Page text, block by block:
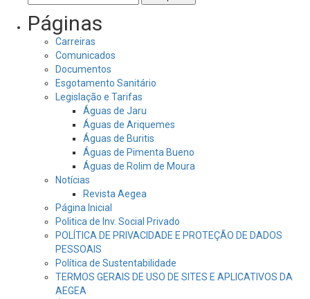
por:
Páginas
Carreiras
Comunicados
Documentos
Esgotamento Sanitário
Legislação e Tarifas
Águas de Jaru
Águas de Ariquemes
Águas de Buritis
Águas de Pimenta Bueno
Águas de Rolim de Moura
Notícias
Revista Aegea
Página Inicial
Politica de Inv. Social Privado
POLÍTICA DE PRIVACIDADE E PROTEÇÃO DE DADOS
PESSOAIS
Política de Sustentabilidade
TERMOS GERAIS DE USO DE SITES E APLICATIVOS DA
AEGEA